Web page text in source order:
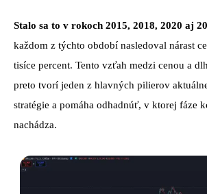
Stalo sa to v rokoch 2015, 2018, 2020 aj
každom z týchto období nasledoval nárast
tisíce percent. Tento vzťah medzi cenou a
preto tvorí jeden z hlavných pilierov
stratégie a pomáha odhadnúť, v ktorej fáze
nachádza.